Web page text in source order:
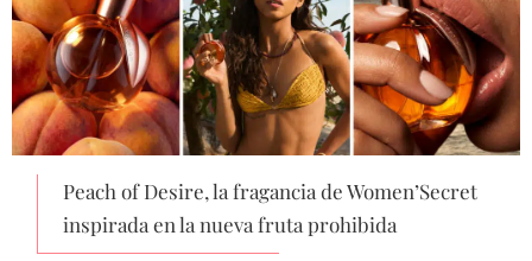
Peach of Desire, la fragancia de Women’Secret
inspirada en la nueva fruta prohibida